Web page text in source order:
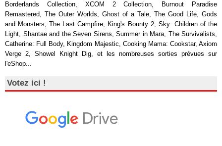
Borderlands Collection, XCOM 2 Collection, Burnout Paradise
Remastered, The Outer Worlds, Ghost of a Tale, The Good Life, Gods
and Monsters, The Last Campfire, King's Bounty 2, Sky: Children of the
Light, Shantae and the Seven Sirens, Summer in Mara, The Survivalists,
Catherine: Full Body, Kingdom Majestic, Cooking Mama: Cookstar, Axiom
Verge 2, Showel Knight Dig, et les nombreuses sorties prévues sur
l'eShop...
Votez ici !